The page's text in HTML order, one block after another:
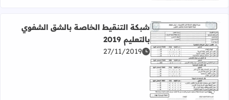
اقرأ المزيد عن شبكة التنقيط الخاصة بالشق الشفوي بالتعليم
شبكة التنقيط الخاصة بالشق الشفوي
بالتعليم 2019
27/11/2019